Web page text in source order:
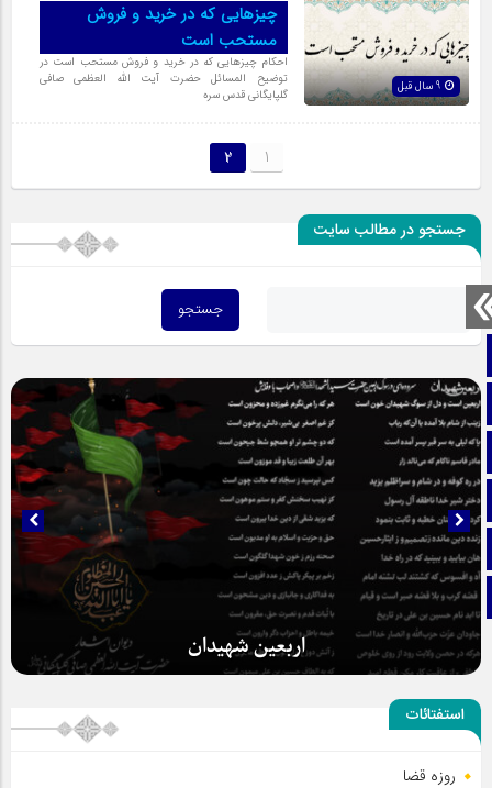
تماس با ما
ایتا
آپارات
اینستاگرام
تلگرام
چیزهایى که در خرید و فروش
مستحب است
احکام چیزهایى که در خرید و فروش مستحب است در
توضیح المسائل حضرت آیت الله العظمی صافی
گلپایگانی قدس سره
1
2
جستجو در مطالب سایت
اربعین شهیدان
استفتائات
روزه قضا